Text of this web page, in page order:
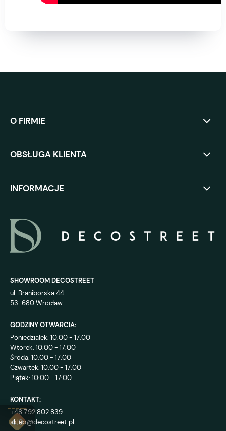
O FIRMIE
OBSŁUGA KLIENTA
INFORMACJE
SHOWROOM DECOSTREET
ul. Braniborska 44
53-680 Wrocław
GODZINY OTWARCIA:
Poniedziałek: 10:00 - 17:00
Wtorek: 10:00 - 17:00
Środa: 10:00 - 17:00
Czwartek: 10:00 - 17:00
Piątek: 10:00 - 17:00
KONTAKT:
+48 792 802 839
sklep@decostreet.pl
4.9